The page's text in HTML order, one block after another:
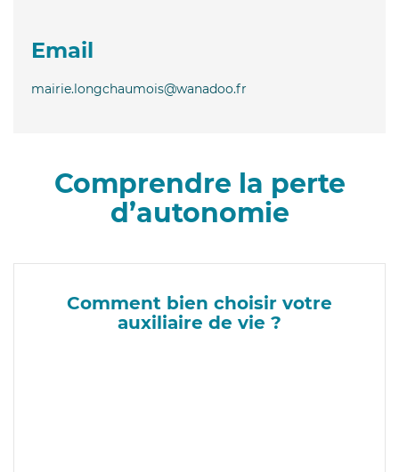
Email
mairie.longchaumois@wanadoo.fr
Comprendre la perte
d’autonomie
Comment bien choisir votre
auxiliaire de vie ?